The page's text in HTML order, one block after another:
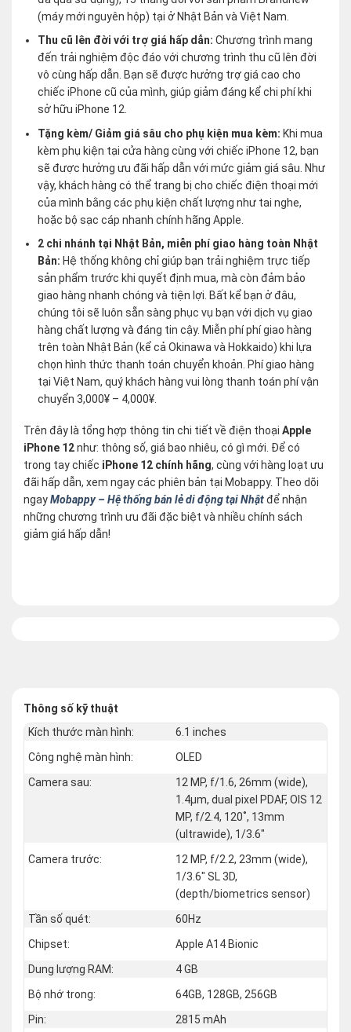
(máy mới nguyên hộp) tại ở Nhật Bản và Việt Nam.
Thu cũ lên đời với trợ giá hấp dẫn:Chương trình mang
đến trải nghiệm độc đáo với chương trình thu cũ lên đời
vô cùng hấp dẫn. Bạn sẽ được hưởng trợ giá cao cho
chiếc iPhone cũ của mình, giúp giảm đáng kể chi phí khi
sở hữu iPhone 12.
Tặng kèm/ Giảm giá sâu cho phụ kiện mua kèm: Khi mua
kèm phụ kiện tại cửa hàng cùng với chiếc iPhone 12, bạn
sẽ được hưởng ưu đãi hấp dẫn với mức giảm giá sâu. Như
vậy, khách hàng có thể trang bị cho chiếc điện thoại mới
của mình bằng các phụ kiện chất lượng như tai nghe,
hoặc bộ sạc cáp nhanh chính hãng Apple.
2 chi nhánh tại Nhật Bản, miễn phí giao hàng toàn Nhật
Bản: Hệ thống không chỉ giúp bạn trải nghiệm trực tiếp
sản phẩm trước khi quyết định mua, mà còn đảm bảo
giao hàng nhanh chóng và tiện lợi. Bất kể bạn ở đâu,
chúng tôi sẽ luôn sẵn sàng phục vụ bạn với dịch vụ giao
hàng chất lượng và đáng tin cậy. Miễn phí phí giao hàng
trên toàn Nhật Bản (kể cả Okinawa và Hokkaido) khi lựa
chọn hình thức thanh toán chuyển khoản. Phí giao hàng
tại Việt Nam, quý khách hàng vui lòng thanh toán phí vận
chuyển 3,000¥ – 4,000¥.
Trên đây là tổng hợp thông tin chi tiết về điện thoại Apple
iPhone 12như: thông số, giá bao nhiêu, có gì mới. Để có
trong tay chiếc iPhone 12 chính hãng, cùng với hàng loạt ưu
đãi hấp dẫn, xem ngay các phiên bản tại Mobappy. Theo dõi
ngayMobappy – Hệ thống bán lẻ di động tại Nhậtđể nhận
những chương trình ưu đãi đặc biệt và nhiều chính sách
giảm giá hấp dẫn!
Thông số kỹ thuật
Kích thước màn hình:
6.1 inches
Công nghệ màn hình:
OLED
Camera sau:
12 MP, f/1.6, 26mm (wide),
1.4µm, dual pixel PDAF, OIS 12
MP, f/2.4, 120˚, 13mm
(ultrawide), 1/3.6"
Camera trước:
12 MP, f/2.2, 23mm (wide),
1/3.6" SL 3D,
(depth/biometrics sensor)
Tần số quét:
60Hz
Chipset:
Apple A14 Bionic
Dung lượng RAM:
4 GB
Bộ nhớ trong:
64GB, 128GB, 256GB
Pin:
2815 mAh